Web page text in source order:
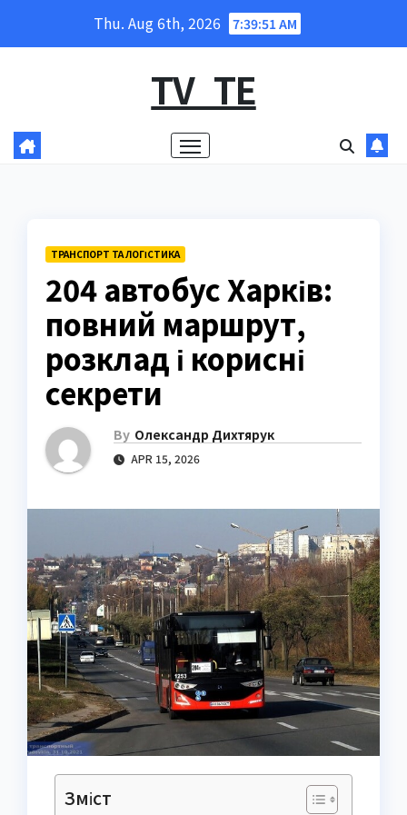
Thu. Aug 6th, 2026 7:39:52 AM
TV_TE
ТРАНСПОРТ ТА ЛОГІСТИКА
204 автобус Харків:
повний маршрут,
розклад і корисні
секрети
By Олександр Дихтярук
APR 15, 2026
Зміст